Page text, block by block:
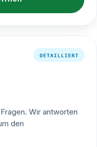
DETAILLIERT
Wir antworten
den